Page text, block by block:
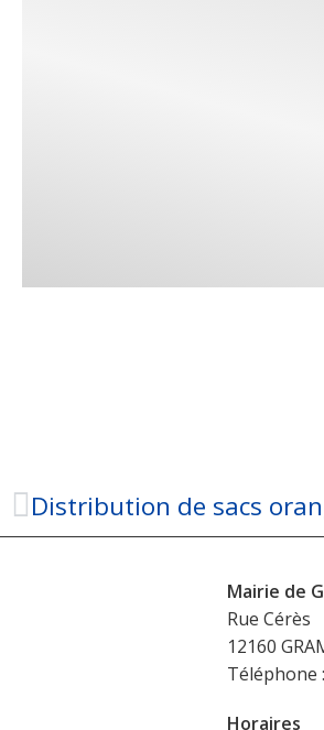
Distribution de sacs
Mairie de
Rue Cérès
12160
Téléphone :
Horaires